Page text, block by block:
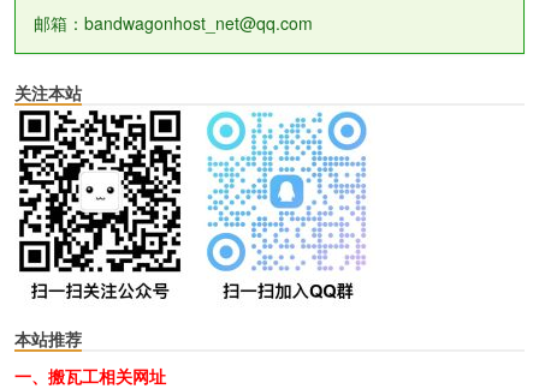
邮箱：bandwagonhost_net@qq.com
关注本站
本站推荐
一、搬瓦工相关网址